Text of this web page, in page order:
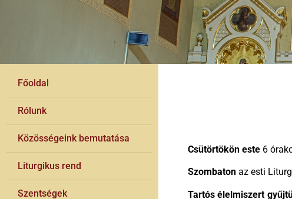
Főoldal
Rólunk
Közösségeink bemutatása
Liturgikus rend
Szentségek
Csütörtökön este6
Szombatonaz esti
Tartós élelmiszert